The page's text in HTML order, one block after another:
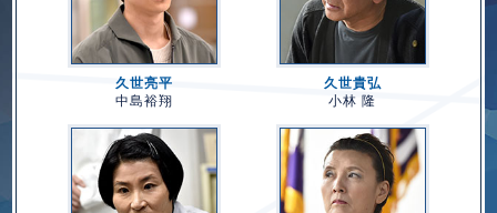
久世亮平
中島裕翔
久世貴弘
小林 隆